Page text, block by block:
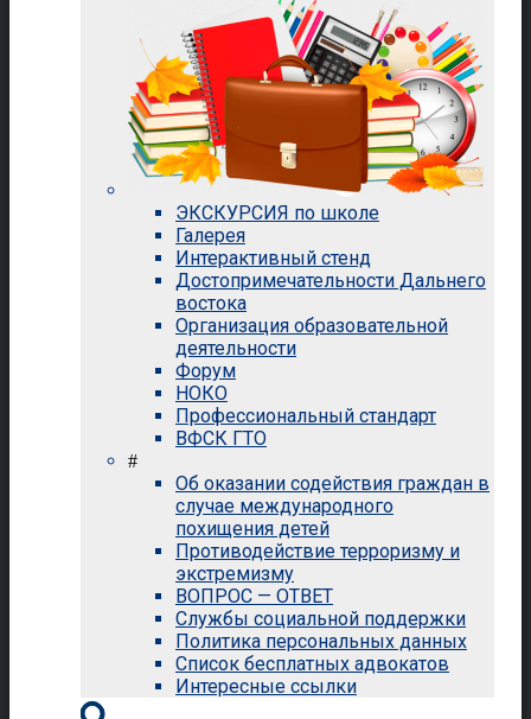
ЭКСКУРСИЯ по школе
Галерея
Интерактивный стенд
Достопримечательности Дальнего
востока
Организация образовательной
деятельности
Форум
НОКО
Профессиональный стандарт
ВФСК ГТО
#
Об оказании содействия граждан в
случае международного
похищения детей
Противодействие терроризму и
экстремизму
ВОПРОС — ОТВЕТ
Службы социальной поддержки
Политика персональных данных
Список бесплатных адвокатов
Интересные ссылки